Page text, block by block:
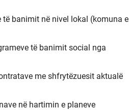
banimit në nivel lokal (komuna e
të banimit social nga
me shfrytëzuesit aktualë
në hartimin e planeve